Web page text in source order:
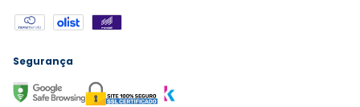
Segurança